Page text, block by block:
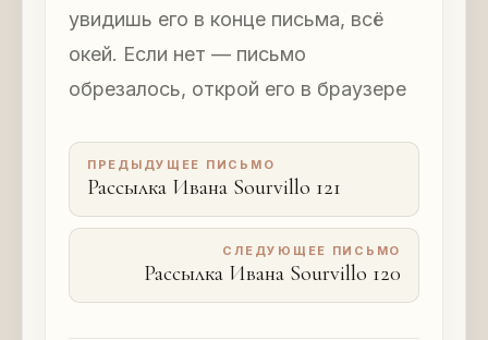
увидишь его в конце письма, всё
окей. Если нет — письмо
обрезалось, открой его в браузере
ПРЕДЫДУЩЕЕ ПИСЬМО
Рассылка Ивана Sourvillo 121
СЛЕДУЮЩЕЕ ПИСЬМО
Рассылка Ивана Sourvillo 120